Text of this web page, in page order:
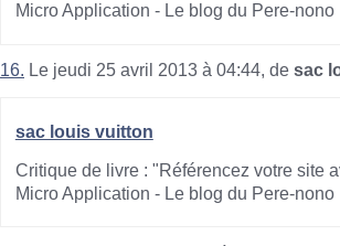
Micro Application - Le blog du Pere-nono
16. Le jeudi 25 avril 2013 à 04:44, de sac
sac louis vuitton
Critique de livre : "Référencez votre site
Micro Application - Le blog du Pere-nono